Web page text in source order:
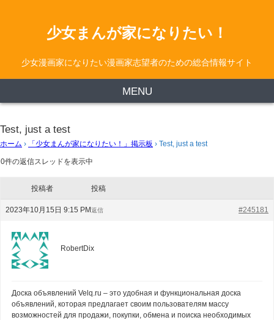
少女まんが家になりたい！
少女漫画家になりたい漫画家志望者のための総合情報サイト
MENU
Test, just a test
ホーム › 「少女まんが家になりたい！」掲示板 › Test, just a test
0件の返信スレッドを表示中
投稿者 投稿
2023年10月15日 9:15 PM #245181
返信
RobertDix
Доска объявлений Velq.ru – это удобная и функциональная доска
объявлений, которая предлагает своим пользователям массу
возможностей для продажи, покупки, обмена и поиска необходимых